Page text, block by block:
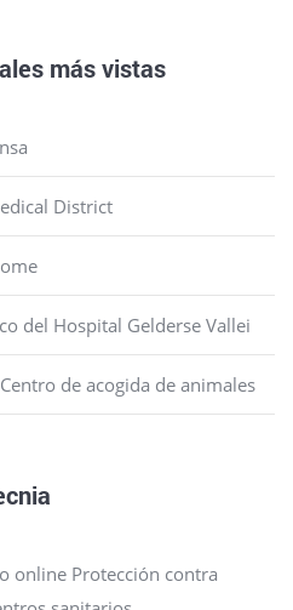
más vistas
District
del Hospital Gelderse Vallei
de acogida de animales
online Protección contra